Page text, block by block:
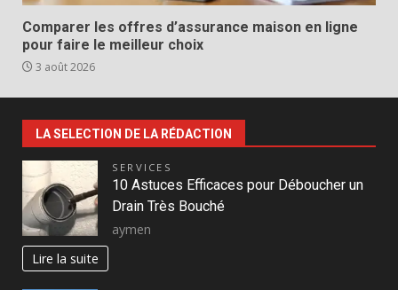
Comparer les offres d’assurance maison en ligne
pour faire le meilleur choix
3 août 2026
LA SELECTION DE LA RÉDACTION
SERVICES
10 Astuces Efficaces pour Déboucher un
Drain Très Bouché
aymen
Lire la suite